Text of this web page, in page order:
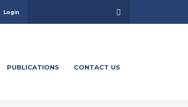
Login
PUBLICATIONS CONTACT US